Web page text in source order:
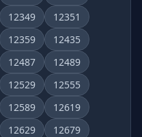
12349
12351
12359
12435
12487
12489
12529
12555
12589
12619
12629
12679